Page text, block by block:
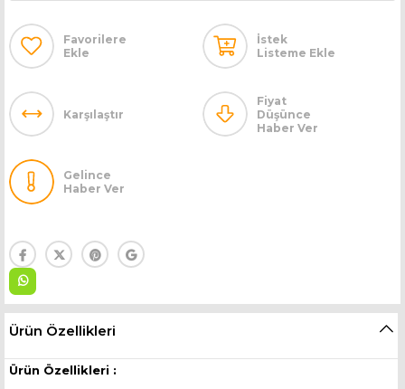
Favorilere
Ekle
İstek
Listeme Ekle
Karşılaştır
Fiyat
Düşünce
Haber Ver
Gelince
Haber Ver
Ürün Özellikleri
Ürün Özellikleri :